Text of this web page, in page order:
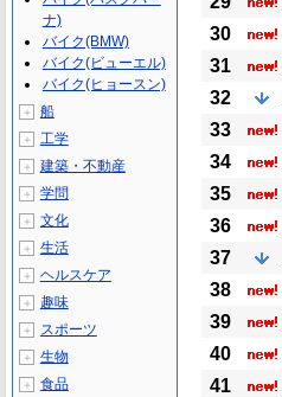
30
31
32
33
34
35
36
37
38
39
40
41
ナ)
バイク(BMW)
バイク(ビューエル)
バイク(ヒョースン)
＋ 船
＋ 工学
＋ 建築・不動産
＋ 学問
＋ 文化
＋ 生活
＋ ヘルスケア
＋ 趣味
＋ スポーツ
＋ 生物
＋ 食品